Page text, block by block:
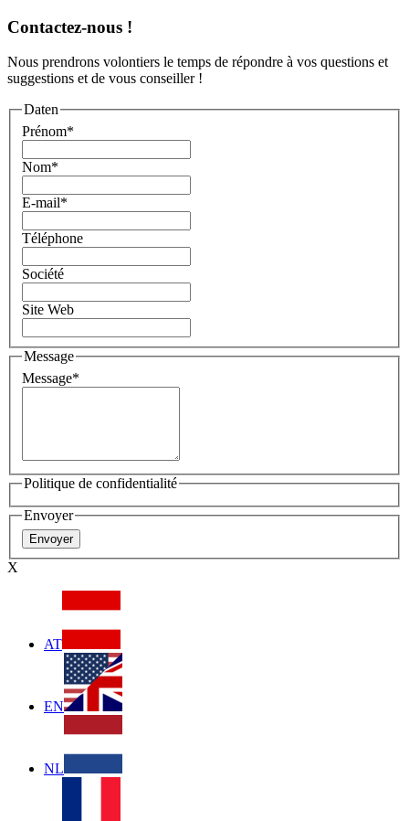
Contactez-nous !
Nous prendrons volontiers le temps de répondre à vos questions et
suggestions et de vous conseiller !
Daten
Prénom*
Nom*
E-mail*
Téléphone
Société
Site Web
Message
Message*
Politique de confidentialité
Envoyer
X
AT
EN
NL